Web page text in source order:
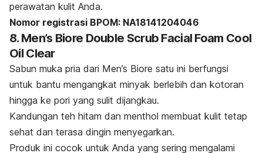
perawatan kulit Anda.
Nomor registrasi BPOM: NA18141204046
8. Men’s Biore Double Scrub Facial Foam Cool
Oil Clear
Sabun muka pria dari Men’s Biore satu ini berfungsi
untuk bantu mengangkat minyak berlebih dan kotoran
hingga ke pori yang sulit dijangkau.
Kandungan teh hitam dan menthol membuat kulit tetap
sehat dan terasa dingin menyegarkan.
Produk ini cocok untuk Anda yang sering mengalami